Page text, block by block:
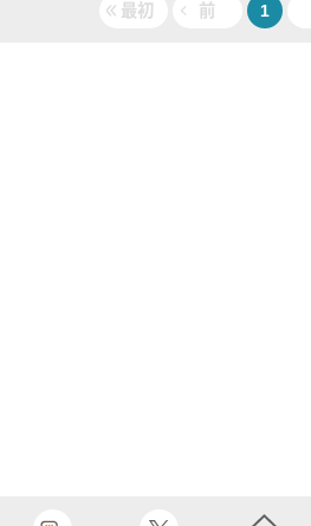
最初 前 1